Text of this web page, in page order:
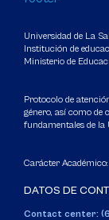
Universidad de La
Institución de
Ministerio de
Protocolo de
género, así como
fundamentales de la
Carácter
DATOS DE
Contact center: